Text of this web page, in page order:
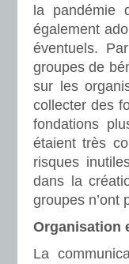
la pandémie
également
éventuels.
groupes de
sur les
collecter des
fondations
étaient très
risques
dans la
groupes n’ont
Organisation
La